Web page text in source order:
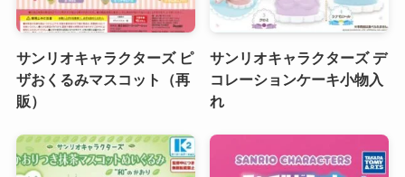
サンリオキャラクターズ ピ
ザおくるみマスコット（再
販）
サンリオキャラクターズ デ
コレーションケーキ小物入
れ